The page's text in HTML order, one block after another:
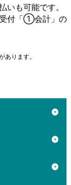
いも可能です。
受付「①会計」の
ります。
▼
▼
▼